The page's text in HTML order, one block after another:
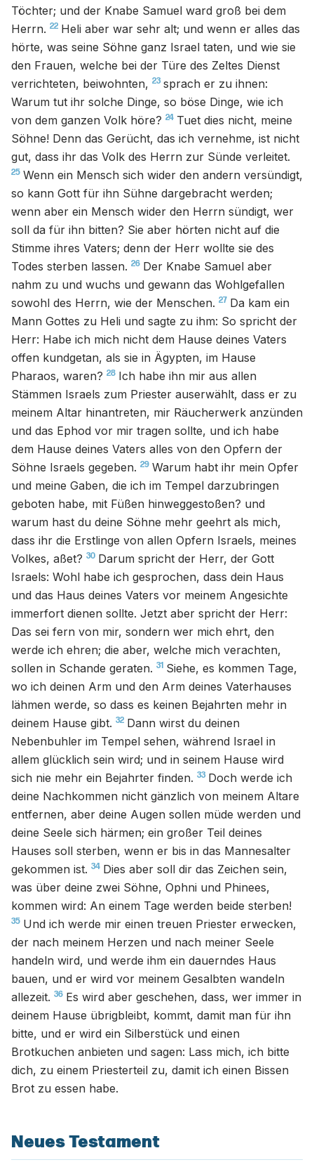
Töchter; und der Knabe Samuel ward groß bei dem
Herrn. 22 Heli aber war sehr alt; und wenn er alles das
hörte, was seine Söhne ganz Israel taten, und wie sie
den Frauen, welche bei der Türe des Zeltes Dienst
verrichteten, beiwohnten, 23 sprach er zu ihnen:
Warum tut ihr solche Dinge, so böse Dinge, wie ich
von dem ganzen Volk höre? 24 Tuet dies nicht, meine
Söhne! Denn das Gerücht, das ich vernehme, ist nicht
gut, dass ihr das Volk des Herrn zur Sünde verleitet.
25 Wenn ein Mensch sich wider den andern versündigt,
so kann Gott für ihn Sühne dargebracht werden;
wenn aber ein Mensch wider den Herrn sündigt, wer
soll da für ihn bitten? Sie aber hörten nicht auf die
Stimme ihres Vaters; denn der Herr wollte sie des
Todes sterben lassen. 26 Der Knabe Samuel aber
nahm zu und wuchs und gewann das Wohlgefallen
sowohl des Herrn, wie der Menschen. 27 Da kam ein
Mann Gottes zu Heli und sagte zu ihm: So spricht der
Herr: Habe ich mich nicht dem Hause deines Vaters
offen kundgetan, als sie in Ägypten, im Hause
Pharaos, waren? 28 Ich habe ihn mir aus allen
Stämmen Israels zum Priester auserwählt, dass er zu
meinem Altar hinantreten, mir Räucherwerk anzünden
und das Ephod vor mir tragen sollte, und ich habe
dem Hause deines Vaters alles von den Opfern der
Söhne Israels gegeben. 29 Warum habt ihr mein Opfer
und meine Gaben, die ich im Tempel darzubringen
geboten habe, mit Füßen hinweggestoßen? und
warum hast du deine Söhne mehr geehrt als mich,
dass ihr die Erstlinge von allen Opfern Israels, meines
Volkes, aßet? 30 Darum spricht der Herr, der Gott
Israels: Wohl habe ich gesprochen, dass dein Haus
und das Haus deines Vaters vor meinem Angesichte
immerfort dienen sollte. Jetzt aber spricht der Herr:
Das sei fern von mir, sondern wer mich ehrt, den
werde ich ehren; die aber, welche mich verachten,
sollen in Schande geraten. 31 Siehe, es kommen Tage,
wo ich deinen Arm und den Arm deines Vaterhauses
lähmen werde, so dass es keinen Bejahrten mehr in
deinem Hause gibt. 32 Dann wirst du deinen
Nebenbuhler im Tempel sehen, während Israel in
allem glücklich sein wird; und in seinem Hause wird
sich nie mehr ein Bejahrter finden. 33 Doch werde ich
deine Nachkommen nicht gänzlich von meinem Altare
entfernen, aber deine Augen sollen müde werden und
deine Seele sich härmen; ein großer Teil deines
Hauses soll sterben, wenn er bis in das Mannesalter
gekommen ist. 34 Dies aber soll dir das Zeichen sein,
was über deine zwei Söhne, Ophni und Phinees,
kommen wird: An einem Tage werden beide sterben!
35 Und ich werde mir einen treuen Priester erwecken,
der nach meinem Herzen und nach meiner Seele
handeln wird, und werde ihm ein dauerndes Haus
bauen, und er wird vor meinem Gesalbten wandeln
allezeit. 36 Es wird aber geschehen, dass, wer immer in
deinem Hause übrigbleibt, kommt, damit man für ihn
bitte, und er wird ein Silberstück und einen
Brotkuchen anbieten und sagen: Lass mich, ich bitte
dich, zu einem Priesterteil zu, damit ich einen Bissen
Brot zu essen habe.
Neues Testament